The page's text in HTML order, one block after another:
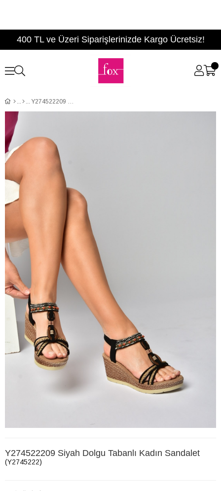
400 TL ve Üzeri Siparişlerinizde Kargo Ücretsiz!
Y274522209 Siyah Dolgu Tabanlı Kadın Sandalet
Y274522209 Siyah Dolgu Tabanlı Kadın Sandalet
(Y2745222)